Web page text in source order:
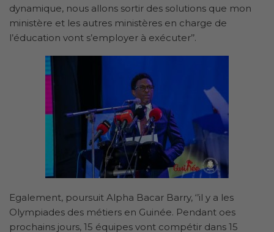
dynamique, nous allons sortir des solutions que mon
ministère et les autres ministères en charge de
l’éducation vont s’employer à exécuter’’.
Egalement, poursuit Alpha Bacar Barry, ‘’il y a les
Olympiades des métiers en Guinée. Pendant oes
prochains jours, 15 équipes vont compétir dans 15